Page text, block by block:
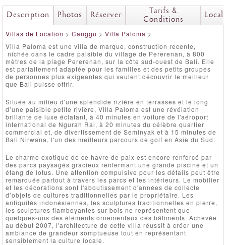
Description Photos Réserver
Tarifs &
Conditions
Villas de Location > Canggu > Villa Paloma >
Villa Paloma est une villa de marque, construction recente,
nichée dans le cadre paisible du village de Pererenan, à 800
mètres de la plage Pererenan, sur la côte sud-ouest de Bali. Elle
est parfaitement adaptée pour les familles et des petits groupes
de personnes plus exigeantes qui veulent découvrir le meilleur
que Bali puisse offrir.
Située au milieu d'une splendide rizière en terrasses et le long
d’une paisible petite rivière, Villa Paloma est une révélation
brillante de luxe éclatant, à 40 minutes en voiture de l'aéroport
international de Ngurah Rai, à 20 minutes du célèbre quartier
commercial et, de divertissement de Seminyak et à 15 minutes de
Bali Nirwana, l'un des meilleurs parcours de golf en Asie du Sud.
Le charme exotique de ce havre de paix est encore renforcé par
des parcs paysagés gracieux renfermant une grande piscine et un
étang de lotus. Une attention compulsive pour les détails peut être
remarquée partout à travers les parcs et les intérieurs. Le mobilier
et les décorations sont l'aboutissement d'années de collecte
d’objets de cultures traditionnelles par le propriétaire. Les
antiquités indonésiennes, les sculptures traditionnelles en pierre,
les sculptures flamboyantes sur bois ne représentent que
quelques-uns des éléments ornementaux des bâtiments. Achevée
au début 2007, l'architecture de cette villa réussit à créer une
ambiance de grandeur somptueuse tout en représentant
sensiblement la culture locale.